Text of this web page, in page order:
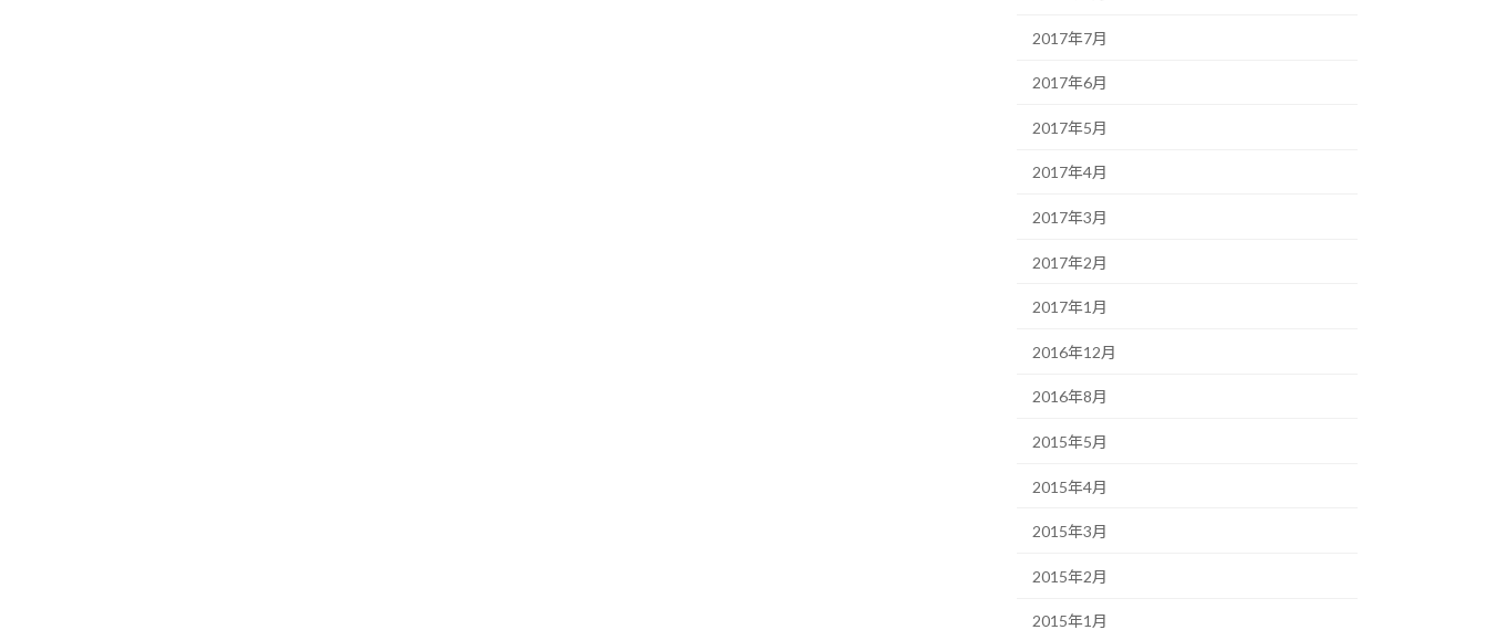
2017年7月
2017年6月
2017年5月
2017年4月
2017年3月
2017年2月
2017年1月
2016年12月
2016年8月
2015年5月
2015年4月
2015年3月
2015年2月
2015年1月